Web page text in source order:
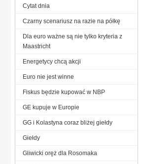
Cytat dnia
Czarny scenariusz na razie na półkę
Dla euro ważne są nie tylko kryteria z
Maastricht
Energetycy chcą akcji
Euro nie jest winne
Fiskus będzie kupować w NBP
GE kupuje w Europie
GG i Kolastyna coraz bliżej giełdy
Giełdy
Gliwicki oręż dla Rosomaka